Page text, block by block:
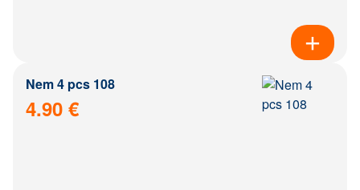
Nem 4 pcs 108
4.90 €